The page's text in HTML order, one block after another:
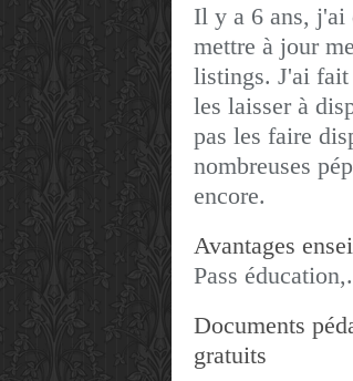
Il y a 6 ans, j'ai
mettre à jour
listings. J'ai
les laisser à
pas les faire
nombreuses
encore.
Avantages
Pass
Documents
gratuits